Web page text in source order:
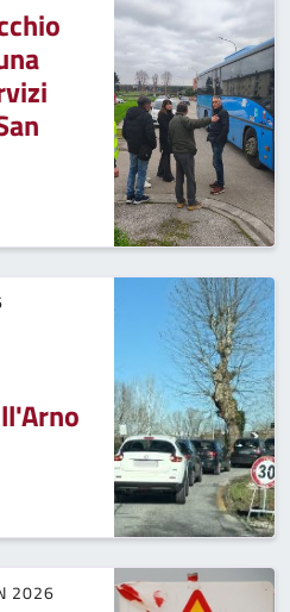
PONTE SULL'ARNO, UNA
SUL VECCHIO PONTE
2026